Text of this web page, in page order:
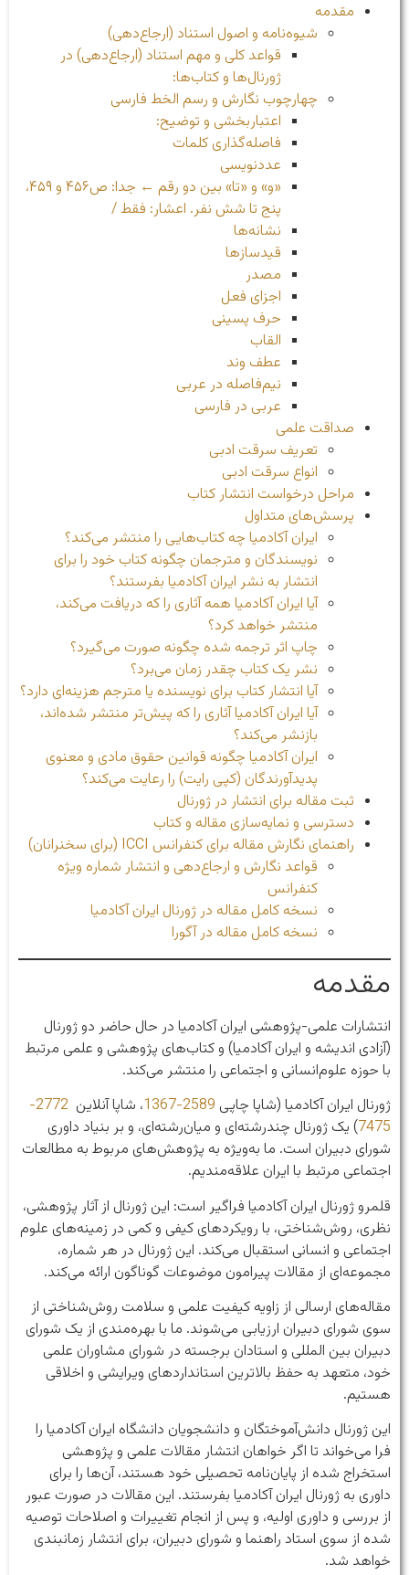
مقدمه
شیوه‌نامه و اصول استناد (ارجاع‌دهی)
قواعد کلی و مهم استناد (ارجاع‌دهی)‌ در
ژورنال‌ها و کتاب‌ها:‌
چهارچوب نگارش و رسم الخط فارسی
اعتباربخشی و توضیح:‌
فاصله‌گذاری کلمات
عددنویسی
«و» و «تا» بین دو رقم ← جدا: ص۴۵۶ و ۴۵۹،
پنج تا شش نفر. اعشار: فقط /
نشانه‌ها
قیدسازها
مصدر
اجزای فعل
حرف پسینی
القاب
عطف وند
نیم‌فاصله در عربی
عربی در فارسی
صداقت علمی
تعریف سرقت ادبی
انواع سرقت ادبی
مراحل درخواست انتشار کتاب
پرسش‌های متداول
ایران آکادمیا چه کتاب‌هایی را منتشر می‌کند؟
نویسندگان و مترجمان چگونه کتاب خود را برای
انتشار به نشر ایران آکادمیا بفرستند؟
آیا ایران آکادمیا همه آثاری را که دریافت می‌کند،
منتشر خواهد کرد؟
چاپ اثر ترجمه شده چگونه صورت می‌گیرد؟
نشر یک کتاب چقدر زمان می‌برد؟
آیا انتشار کتاب برای نویسنده یا مترجم هزینه‌ای دارد؟
آیا ایران آکادمیا آثاری را که پیش‌تر منتشر شده‌اند،
بازنشر می‌کند؟
ایران آکادمیا چگونه قوانین حقوق مادی و معنوی
پدیدآورندگان (کپی رایت) را رعایت می‌کند؟
ثبت مقاله برای انتشار در ژورنال‌
دسترسی و نمایه‌سازی مقاله و کتاب
راهنمای نگارش مقاله برای کنفرانس ICCI (برای سخنرانان)
قواعد نگارش و ارجاع‌دهی و انتشار شماره ویژه
کنفرانس
نسخه کامل مقاله در ژورنال ایران آکادمیا
نسخه کامل مقاله در آگورا
مقدمه
انتشارات علمی-پژوهشی ایران آکادمیا در حال حاضر دو ژورنال
(آزادی اندیشه و ایران آکادمیا) و کتاب‌های پژوهشی و علمی مرتبط
با حوزه علوم‌انسانی و اجتماعی را منتشر می‌کند.
ژورنال ایران آکادمیا (شاپا چاپی 2589-1367 ، شاپا آنلاین
2772-
7475) یک ژورنال چندرشته‌ای و میان‌رشته‌ای، و بر بنیاد داوری
شورای دبیران است. ما به‌ویژه به پژوهش‌های مربوط به مطالعات
اجتماعی مرتبط با ایران علاقه‌مندیم.
قلمرو ژورنال ایران آکادمیا فراگیر است: این ژورنال از آثار پژوهشی،
نظری، روش‌شناختی، با رویکردهای کیفی و کمی در زمینه‌های علوم
اجتماعی و انسانی استقبال می‌کند. این ژورنال در هر شماره،
مجموعه‌ای از مقالات پیرامون موضوعات گوناگون ارائه می‌کند.
مقاله‌های ارسالی از زاویه کیفیت علمی و سلامت روش‌شناختی از
سوی شورای دبیران ارزیابی می‌شوند. ما با بهره‌مندی از یک شورای
دبیران بین المللی و استادان برجسته در شورای مشاوران علمی
خود، متعهد به حفظ بالاترین استانداردهای ویرایشی و اخلاقی
هستیم.
این ژورنال دانش‌آموختگان و دانشجویان دانشگاه ایران آکادمیا را
فرا می‌خواند تا اگر خواهان انتشار مقالات علمی و پژوهشی
استخراج شده از پایان‌نامه‌ تحصیلی خود هستند، آن‌ها را برای
داوری به ژورنال ایران آکادمیا بفرستند. این مقالات در صورت عبور
از بررسی و داوری اولیه، و پس از انجام تغییرات و اصلاحات توصیه
شده از سوی استاد راهنما و شورای دبیران، برای انتشار زمانبندی
خواهد شد.